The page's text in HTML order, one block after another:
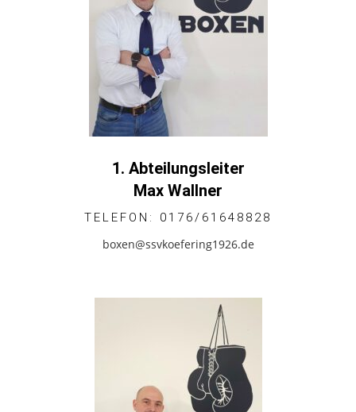
1. Abteilungsleiter
Max Wallner
TELEFON: 0176/61648828
boxen@ssvkoefering1926.de